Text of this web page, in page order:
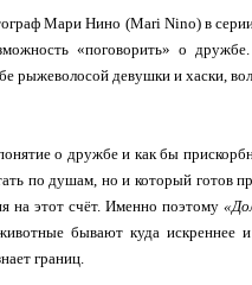
Мaри Нинo (Mari Nino) в
«поговорить» о
рыжеволосой девушки и хаски,
о дружбе и как бы
по душам, но и который готов
на этот счёт. Именно поэтому
бывают куда искреннее
границ.